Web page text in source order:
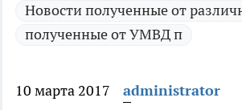
Новости полученные от
полученные от УМВД п
10 марта 2017 administrator